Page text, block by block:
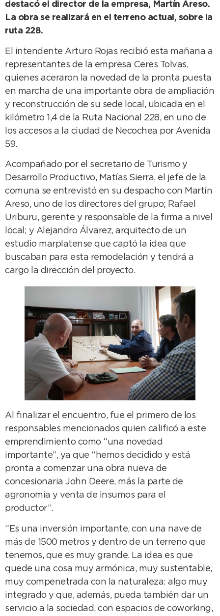
destacó el director de la empresa, Martín Areso.
La obra se realizará en el terreno actual, sobre la
ruta 228.
El intendente Arturo Rojas recibió esta mañana a
representantes de la empresa Ceres Tolvas,
quienes aceraron la novedad de la pronta puesta
en marcha de una importante obra de ampliación
y reconstrucción de su sede local, ubicada en el
kilómetro 1,4 de la Ruta Nacional 228, en uno de
los accesos a la ciudad de Necochea por Avenida
59.
Acompañado por el secretario de Turismo y
Desarrollo Productivo, Matías Sierra, el jefe de la
comuna se entrevistó en su despacho con Martín
Areso, uno de los directores del grupo; Rafael
Uriburu, gerente y responsable de la firma a nivel
local; y Alejandro Álvarez, arquitecto de un
estudio marplatense que captó la idea que
buscaban para esta remodelación y tendrá a
cargo la dirección del proyecto.
Al finalizar el encuentro, fue el primero de los
responsables mencionados quien calificó a este
emprendimiento como “una novedad
importante”, ya que “hemos decidido y está
pronta a comenzar una obra nueva de
concesionaria John Deere, más la parte de
agronomía y venta de insumos para el
productor”.
“Es una inversión importante, con una nave de
más de 1500 metros y dentro de un terreno que
tenemos, que es muy grande. La idea es que
quede una cosa muy armónica, muy sustentable,
muy compenetrada con la naturaleza: algo muy
integrado y que, además, pueda también dar un
servicio a la sociedad, con espacios de coworking,